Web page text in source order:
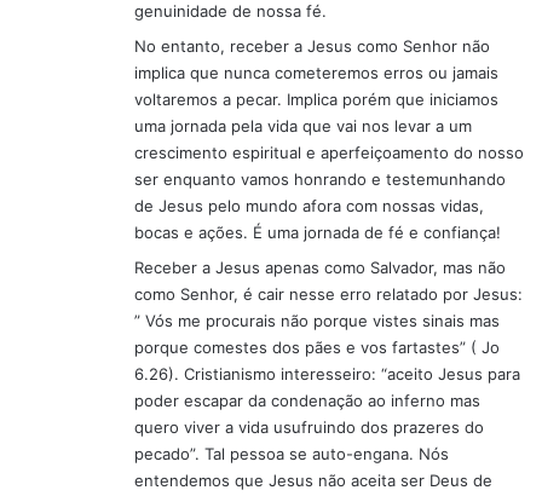
genuinidade de nossa fé.
No entanto, receber a Jesus como Senhor não
implica que nunca cometeremos erros ou jamais
voltaremos a pecar. Implica porém que iniciamos
uma jornada pela vida que vai nos levar a um
crescimento espiritual e aperfeiçoamento do nosso
ser enquanto vamos honrando e testemunhando
de Jesus pelo mundo afora com nossas vidas,
bocas e ações. É uma jornada de fé e confiança!
Receber a Jesus apenas como Salvador, mas não
como Senhor, é cair nesse erro relatado por Jesus:
” Vós me procurais não porque vistes sinais mas
porque comestes dos pães e vos fartastes” ( Jo
6.26). Cristianismo interesseiro: “aceito Jesus para
poder escapar da condenação ao inferno mas
quero viver a vida usufruindo dos prazeres do
pecado”. Tal pessoa se auto-engana. Nós
entendemos que Jesus não aceita ser Deus de